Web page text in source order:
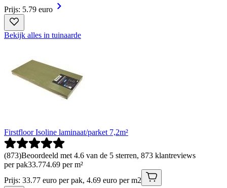
Prijs: 5.79 euro
Bekijk alles in tuinaarde
Firstfloor Isoline laminaat/parket 7,2m²
(873)Beoordeeld met 4.6 van de 5 sterren, 873 klantreviews
per pak33.774.69 per m²
Prijs: 33.77 euro per pak, 4.69 euro per m2